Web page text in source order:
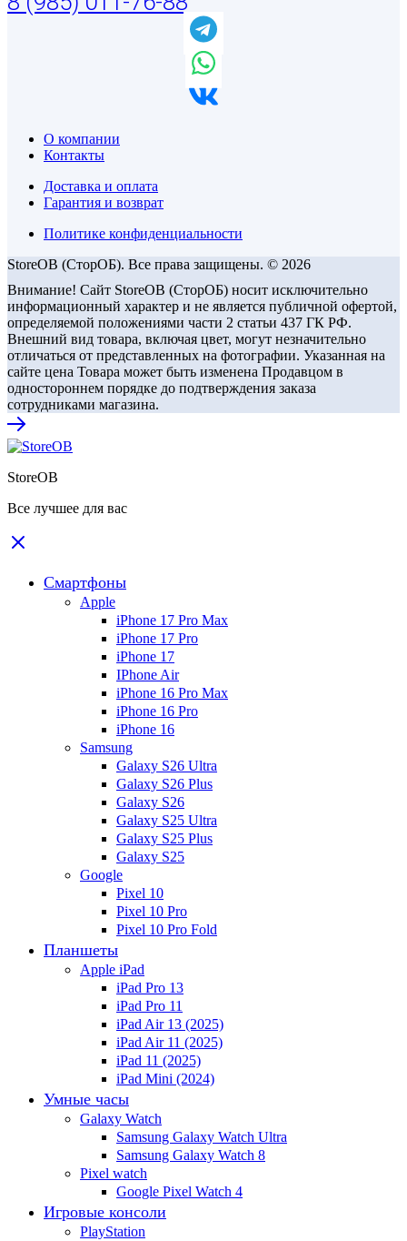
О компании
Контакты
Доставка и оплата
Гарантия и возврат
Политике конфиденциальности
StoreOB (CторОБ). Все права защищены. © 2026
Внимание! Сайт StoreOB (СторОБ) носит исключительно
информационный характер и не является публичной офертой,
определяемой положениями части 2 статьи 437 ГК РФ.
Внешний вид товара, включая цвет, могут незначительно
отличаться от представленных на фотографии. Указанная на
сайте цена Товара может быть изменена Продавцом в
одностороннем порядке до подтверждения заказа
сотрудниками магазина.
StoreOB
Все лучшее для вас
Смартфоны
Apple
iPhone 17 Pro Max
iPhone 17 Pro
iPhone 17
IPhone Air
iPhone 16 Pro Max
iPhone 16 Pro
iPhone 16
Samsung
Galaxy S26 Ultra
Galaxy S26 Plus
Galaxy S26
Galaxy S25 Ultra
Galaxy S25 Plus
Galaxy S25
Google
Pixel 10
Pixel 10 Pro
Pixel 10 Pro Fold
Планшеты
Apple iPad
iPad Pro 13
iPad Pro 11
iPad Air 13 (2025)
iPad Air 11 (2025)
iPad 11 (2025)
iPad Mini (2024)
Умные часы
Galaxy Watch
Samsung Galaxy Watch Ultra
Samsung Galaxy Watch 8
Pixel watch
Google Pixel Watch 4
Игровые консоли
PlayStation